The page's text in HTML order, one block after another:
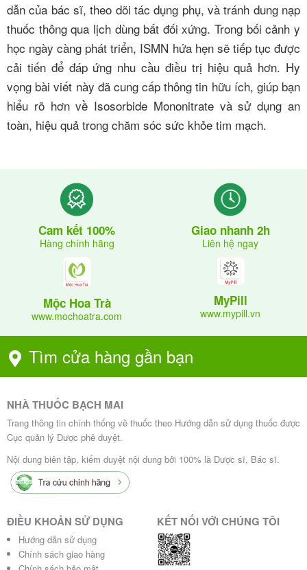
dẫn của bác sĩ, theo dõi tác dụng phụ, và tránh dung nạp
thuốc thông qua lịch dùng bất đối xứng. Trong bối cảnh y
học ngày càng phát triển, ISMN hứa hẹn sẽ tiếp tục được
cải tiến để đáp ứng nhu cầu điều trị hiệu quả hơn. Hy
vọng bài viết này đã cung cấp thông tin hữu ích, giúp bạn
hiểu rõ hơn về Isosorbide Mononitrate và sử dụng an
toàn, hiệu quả trong chăm sóc sức khỏe tim mạch.
Cam kết 100%
Hàng chính hãng
Giao nhanh 2h
Liên hệ ngay
Mộc Hoa Trà
www.mochoatra.com
MyPill
www.mypill.vn
Tìm cửa hàng gần bạn
NHÀ THUỐC BẠCH MAI
Trang thông tin chính thống về thuốc theo Hướng dẫn sử dụng thuốc được
Cục quản lý Dược phê duyệt.
Nội dung biên tập, kiểm duyệt nội dung bởi 100% là Dược sĩ, Bác sĩ.
ĐIỀU KHOẢN SỬ DỤNG
Hướng dẫn sử dụng
Chính sách giao hàng
KẾT NỐI VỚI CHÚNG TÔI